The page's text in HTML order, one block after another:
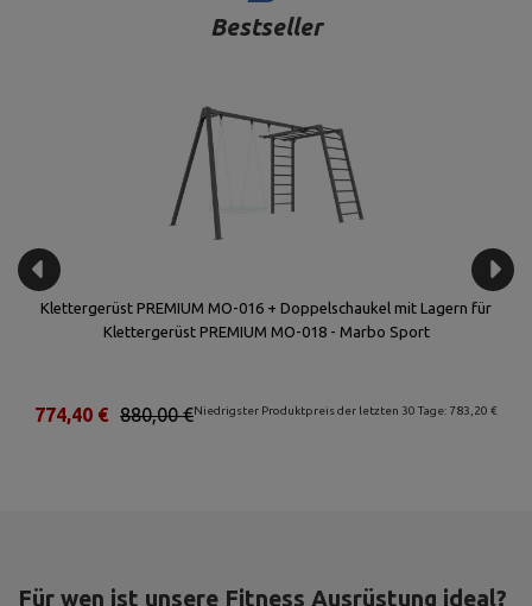
Bestseller
Klettergerüst PREMIUM MO-016 + Doppelschaukel mit Lagern für
Klettergerüst PREMIUM MO-018 - Marbo Sport
Niedrigster Produktpreis der letzten 30 Tage: 783,20 €
880,00 €
774,40 €
Für wen ist unsere Fitness Ausrüstung ideal?